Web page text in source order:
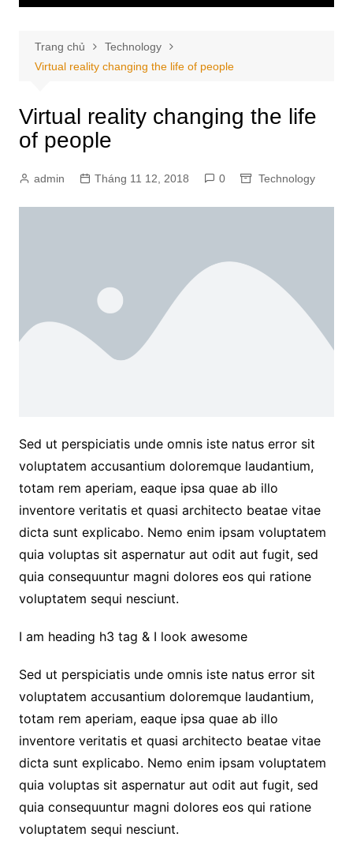
Trang chủ
Technology
Virtual reality changing the life of people
Virtual reality changing the life
of people
admin Tháng 11 12, 2018 0 Technology
Sed ut perspiciatis unde omnis iste natus error sit
voluptatem accusantium doloremque laudantium,
totam rem aperiam, eaque ipsa quae ab illo
inventore veritatis et quasi architecto beatae vitae
dicta sunt explicabo. Nemo enim ipsam voluptatem
quia voluptas sit aspernatur aut odit aut fugit, sed
quia consequuntur magni dolores eos qui ratione
voluptatem sequi nesciunt.
I am heading h3 tag & I look awesome
Sed ut perspiciatis unde omnis iste natus error sit
voluptatem accusantium doloremque laudantium,
totam rem aperiam, eaque ipsa quae ab illo
inventore veritatis et quasi architecto beatae vitae
dicta sunt explicabo. Nemo enim ipsam voluptatem
quia voluptas sit aspernatur aut odit aut fugit, sed
quia consequuntur magni dolores eos qui ratione
voluptatem sequi nesciunt.